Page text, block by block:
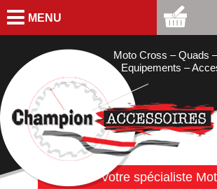
MENU
Moto Cross – Quads
Equipements –
Votre spécialiste